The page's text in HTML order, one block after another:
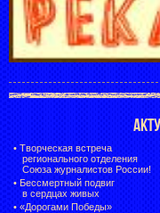
• Творческая встреча
регионального отделения
Союза журналистов России!
• Бессмертный подвиг
в сердцах живых
• «Дорогами Победы»